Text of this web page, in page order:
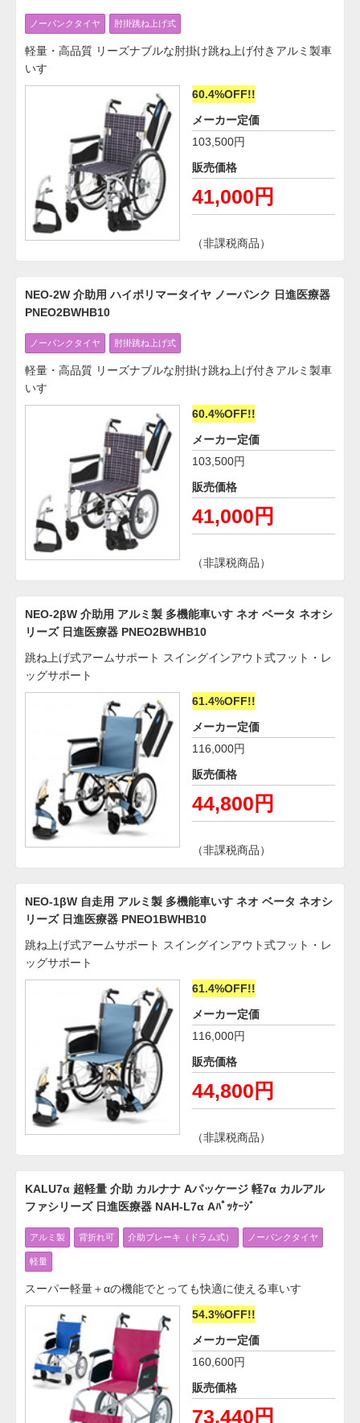
ノーパンクタイヤ 肘掛跳ね上げ式
軽量・高品質 リーズナブルな肘掛け跳ね上げ付きアルミ製車
いす
60.4%OFF!!
メーカー定価
103,500円
販売価格
41,000円
（非課税商品）
NEO-2W 介助用 ハイポリマータイヤ ノーパンク 日進医療器
PNEO2BWHB10
ノーパンクタイヤ 肘掛跳ね上げ式
軽量・高品質 リーズナブルな肘掛け跳ね上げ付きアルミ製車
いす
60.4%OFF!!
メーカー定価
103,500円
販売価格
41,000円
（非課税商品）
NEO-2βW 介助用 アルミ製 多機能車いす ネオ ベータ ネオシ
リーズ 日進医療器 PNEO2BWHB10
跳ね上げ式アームサポート スイングインアウト式フット・レ
ッグサポート
61.4%OFF!!
メーカー定価
116,000円
販売価格
44,800円
（非課税商品）
NEO-1βW 自走用 アルミ製 多機能車いす ネオ ベータ ネオシ
リーズ 日進医療器 PNEO1BWHB10
跳ね上げ式アームサポート スイングインアウト式フット・レ
ッグサポート
61.4%OFF!!
メーカー定価
116,000円
販売価格
44,800円
（非課税商品）
KALU7α 超軽量 介助 カルナナ Aパッケージ 軽7α カルアル
ファシリーズ 日進医療器 NAH-L7α Aﾊﾟｯｹｰｼﾞ
アルミ製 背折れ可 介助ブレーキ（ドラム式） ノーパンクタイヤ
軽量
スーパー軽量＋αの機能でとっても快適に使える車いす
54.3%OFF!!
メーカー定価
160,600円
販売価格
73,440円